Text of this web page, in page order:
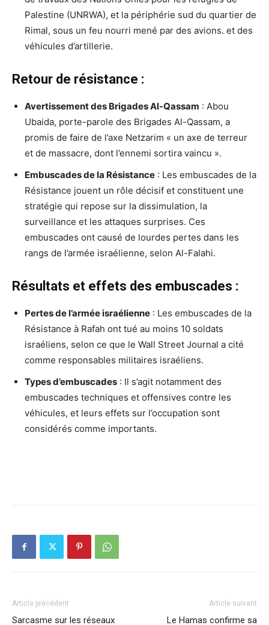
Palestine (UNRWA), et la périphérie sud du quartier de
Rimal, sous un feu nourri mené par des avions. et des
véhicules d’artillerie.
Retour de résistance :
Avertissement des Brigades Al-Qassam : Abou
Ubaida, porte-parole des Brigades Al-Qassam, a
promis de faire de l’axe Netzarim « un axe de terreur
et de massacre, dont l’ennemi sortira vaincu ».
Embuscades de la Résistance : Les embuscades de la
Résistance jouent un rôle décisif et constituent une
stratégie qui repose sur la dissimulation, la
surveillance et les attaques surprises. Ces
embuscades ont causé de lourdes pertes dans les
rangs de l’armée israélienne, selon Al-Falahi.
Résultats et effets des embuscades :
Pertes de l’armée israélienne : Les embuscades de la
Résistance à Rafah ont tué au moins 10 soldats
israéliens, selon ce que le Wall Street Journal a cité
comme responsables militaires israéliens.
Types d’embuscades : Il s’agit notamment des
embuscades techniques et offensives contre les
véhicules, et leurs effets sur l’occupation sont
considérés comme importants.
Article précédent
Sarcasme sur les réseaux
Article suivant
Le Hamas confirme sa